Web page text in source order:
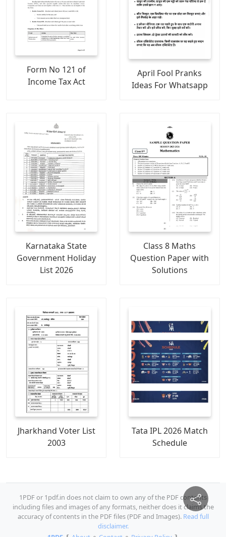
Form No 121 of
Income Tax Act
April Fool Pranks
Ideas For Whatsapp
Karnataka State
Government Holiday
List 2026
Class 8 Maths
Question Paper with
Solutions
Jharkhand Voter List
2003
Tata IPL 2026 Match
Schedule
1PDF or 1pdf.in does not claim to own any of the PDF contents
including files and images of any formats, neither does it claims the
accuracy of contents in the PDF files (PDF and Images). Read full
disclaimer.